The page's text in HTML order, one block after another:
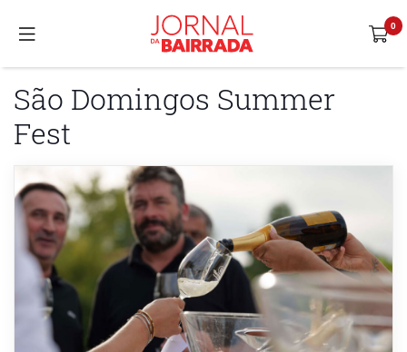
São Domingos Summer
Fest